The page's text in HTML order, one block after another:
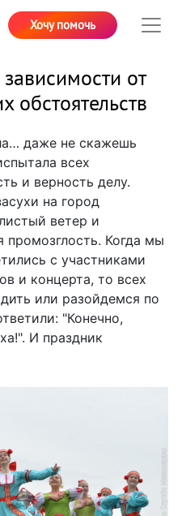
Хочу помочь
от
обстоятельств
даже не скажешь
всех
и верность делу.
на город
ветер и
промозглость. Когда мы
с участниками
и концерта, то всех
или разойдемся по
"Конечно,
И праздник